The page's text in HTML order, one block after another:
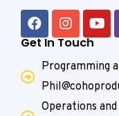
Get In Touch
Programming
Operations